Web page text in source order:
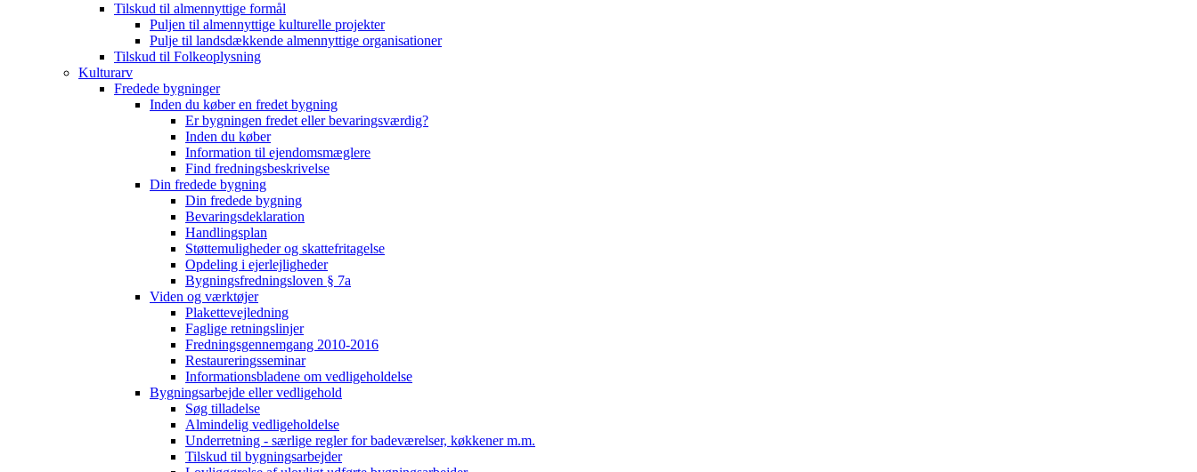
Tilskud til almennyttige formål
Puljen til almennyttige kulturelle projekter
Pulje til landsdækkende almennyttige organisationer
Tilskud til Folkeoplysning
Kulturarv
Fredede bygninger
Inden du køber en fredet bygning
Er bygningen fredet eller bevaringsværdig?
Inden du køber
Information til ejendomsmæglere
Find fredningsbeskrivelse
Din fredede bygning
Din fredede bygning
Bevaringsdeklaration
Handlingsplan
Støttemuligheder og skattefritagelse
Opdeling i ejerlejligheder
Bygningsfredningsloven § 7a
Viden og værktøjer
Plakettevejledning
Faglige retningslinjer
Fredningsgennemgang 2010-2016
Restaureringsseminar
Informationsbladene om vedligeholdelse
Bygningsarbejde eller vedligehold
Søg tilladelse
Almindelig vedligeholdelse
Underretning - særlige regler for badeværelser, køkkener m.m.
Tilskud til bygningsarbejder